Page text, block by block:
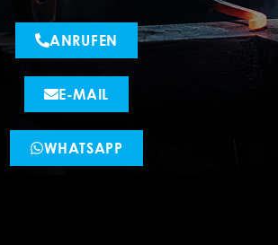
ANRUFEN
E-MAIL
WHATSAPP